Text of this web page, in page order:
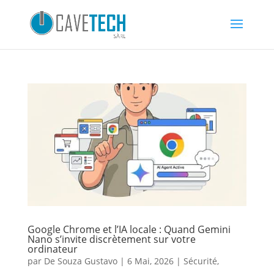
Google Chrome et l’IA locale : Quand Gemini
Nano s’invite discrètement sur votre
ordinateur
par De Souza Gustavo| 6 Mai, 2026| Sécurité,